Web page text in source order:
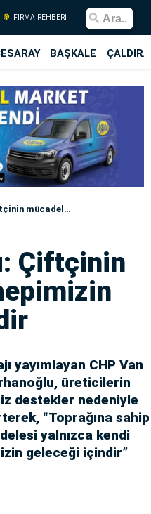
FİRMA REHBERİ
BAŞKALE
hepimizin geleceği içindir
Çiftçinin
yayımlayan CHP Van
üreticilerin
destekler nedeniyle
“Toprağına sahip
yalnızca kendi
geleceği içindir”